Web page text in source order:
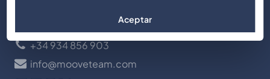
Avda. Meridiana, 29, 08018, Barcelona – Spain
+34 934 856 903
info@mooveteam.com
Aceptar